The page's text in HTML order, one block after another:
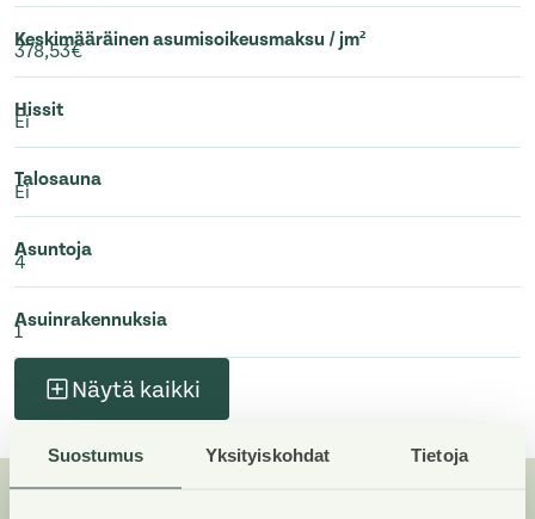
Suostumus Yksityiskohdat Tietoja
Keskimääräinen asumisoikeusmaksu / jm²
378,53€
Hissit
Ei
Talosauna
Ei
Asuntoja
4
Asuinrakennuksia
1
Näytä kaikki